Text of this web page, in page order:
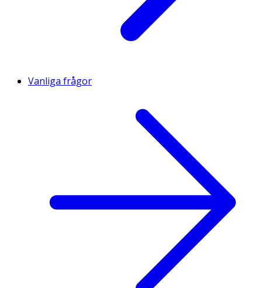
Vanliga frågor